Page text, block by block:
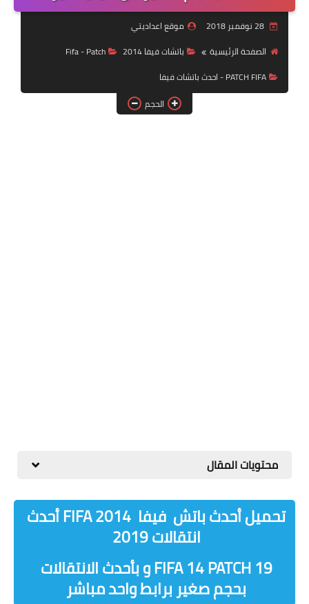
بلايستيشن PS2
28 نوفمبر 2018
موقع اعداديتي
الصفحة الرئيسية
باتشات فيفا 2014
Fifa - Patch
PATCH FIFA - احدث باتشات فيفا
الحجم
محتويات المقال
تحميل أحدث باتش فيفا FIFA 2014 أحدث
انتقالات 2019
19 FIFA 14 PATCH و بأحدث الانتقالات
بحجم صغير برابط واحد مباشر